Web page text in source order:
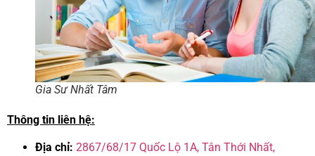
Gia Sư Nhất Tâm
Thông tin liên hệ:
Địa chỉ: 2867/68/17 Quốc Lộ 1A, Tân Thới Nhất,